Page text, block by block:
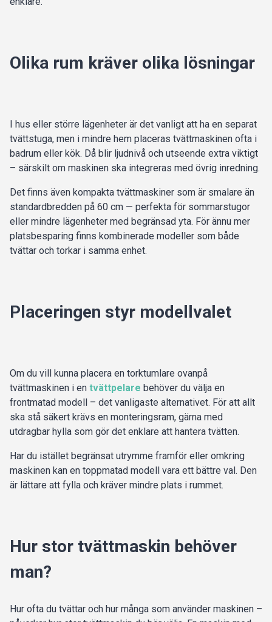
Olika rum kräver olika lösningar
I hus eller större lägenheter är det vanligt att ha en separat
tvättstuga, men i mindre hem placeras tvättmaskinen ofta i
badrum eller kök. Då blir ljudnivå och utseende extra viktigt
– särskilt om maskinen ska integreras med övrig inredning.
Det finns även kompakta tvättmaskiner som är smalare än
standardbredden på 60 cm — perfekta för sommarstugor
eller mindre lägenheter med begränsad yta. För ännu mer
platsbesparing finns kombinerade modeller som både
tvättar och torkar i samma enhet.
Placeringen styr modellvalet
Om du vill kunna placera en torktumlare ovanpå
tvättmaskinen i en tvättpelare behöver du välja en
frontmatad modell – det vanligaste alternativet. För att allt
ska stå säkert krävs en monteringsram, gärna med
utdragbar hylla som gör det enklare att hantera tvätten.
Har du istället begränsat utrymme framför eller omkring
maskinen kan en toppmatad modell vara ett bättre val. Den
är lättare att fylla och kräver mindre plats i rummet.
Hur stor tvättmaskin behöver
man?
Hur ofta du tvättar och hur många som använder maskinen –